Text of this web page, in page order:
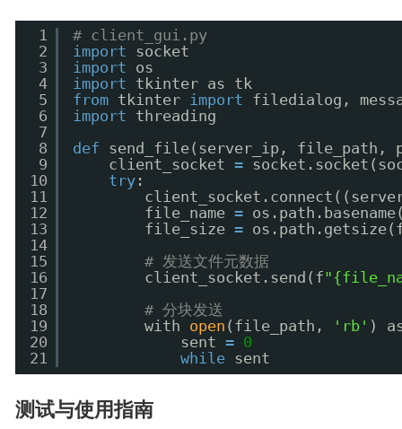
1
2
3
4
5
6
7
8
9
10
11
12
13
14
15
16
17
18
19
20
21
# client_gui.py
import
socket
import
os
import
tkinter as tk
from tkinter import
filedialog,
import
threading
def
send_file(server_ip, file_path,
client_socket =
try :
file_name =
file_size =
# 发送文件元数据
client_socket.send(f
# 分块发送
with open (file_path, 'rb' )
sent = 0
while sent
测试与使用指南